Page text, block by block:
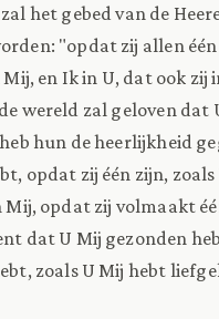
het gebed van de
"opdat zij allen
Mij, en Ik in U, dat ook zij
wereld zal geloven dat
hun de heerlijkheid
opdat zij één zijn,
Mij, opdat zij volmaakt
dat U Mij gezonden
zoals U Mij hebt